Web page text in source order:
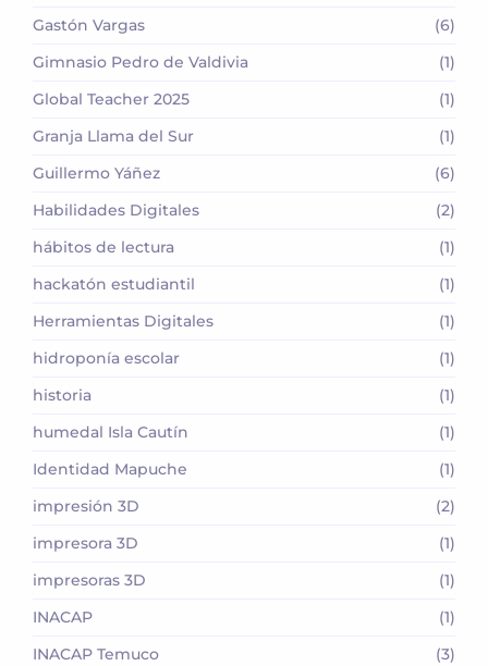
Gastón Vargas
(6)
Gimnasio Pedro de Valdivia
(1)
Global Teacher 2025
(1)
Granja Llama del Sur
(1)
Guillermo Yáñez
(6)
Habilidades Digitales
(2)
hábitos de lectura
(1)
hackatón estudiantil
(1)
Herramientas Digitales
(1)
hidroponía escolar
(1)
historia
(1)
humedal Isla Cautín
(1)
Identidad Mapuche
(1)
impresión 3D
(2)
impresora 3D
(1)
impresoras 3D
(1)
INACAP
(1)
INACAP Temuco
(3)